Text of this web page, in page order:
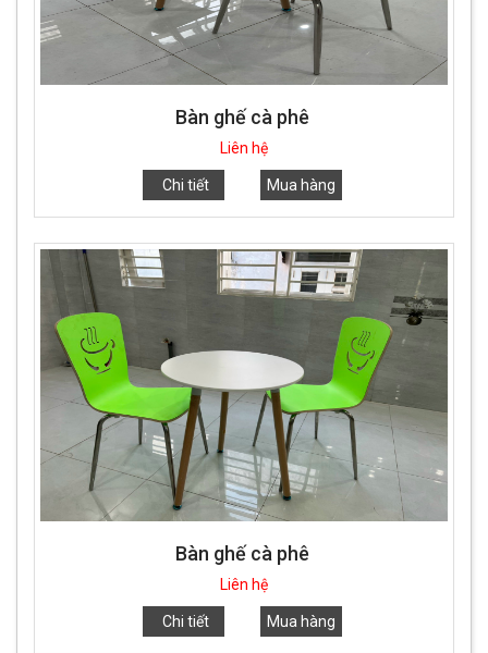
Bàn ghế cà phê
Liên hệ
Chi tiết Mua hàng
Bàn ghế cà phê
Liên hệ
Chi tiết Mua hàng